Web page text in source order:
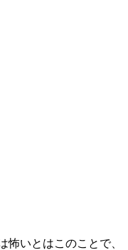
いとはこのことで、